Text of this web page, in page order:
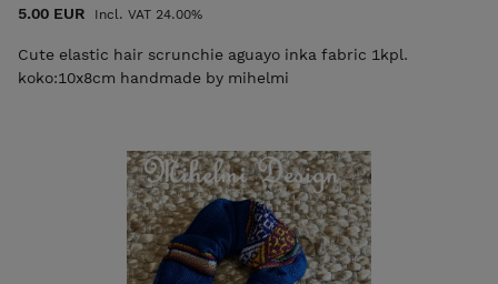
5.00 EUR Incl. VAT 24.00%
Cute elastic hair scrunchie aguayo inka fabric 1kpl.
koko:10x8cm handmade by mihelmi